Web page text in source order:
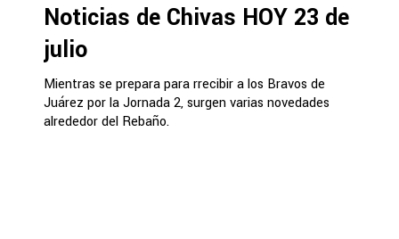
Noticias de Chivas HOY 23 de
julio
Mientras se prepara para rrecibir a los Bravos de
Juárez por la Jornada 2, surgen varias novedades
alrededor del Rebaño.